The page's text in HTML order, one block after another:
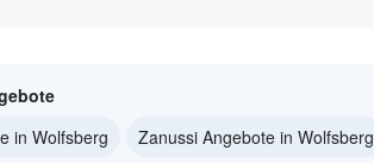
in Wolfsberg
Zanussi Angebote in Wolfsberg